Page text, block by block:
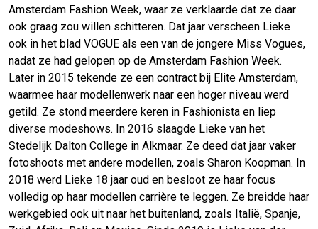
Amsterdam Fashion Week, waar ze verklaarde dat ze daar
ook graag zou willen schitteren. Dat jaar verscheen Lieke
ook in het blad VOGUE als een van de jongere Miss Vogues,
nadat ze had gelopen op de Amsterdam Fashion Week.
Later in 2015 tekende ze een contract bij Elite Amsterdam,
waarmee haar modellenwerk naar een hoger niveau werd
getild. Ze stond meerdere keren in Fashionista en liep
diverse modeshows. In 2016 slaagde Lieke van het
Stedelijk Dalton College in Alkmaar. Ze deed dat jaar vaker
fotoshoots met andere modellen, zoals Sharon Koopman. In
2018 werd Lieke 18 jaar oud en besloot ze haar focus
volledig op haar modellen carrière te leggen. Ze breidde haar
werkgebied ook uit naar het buitenland, zoals Italië, Spanje,